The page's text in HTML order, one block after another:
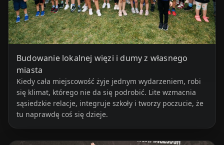
Budowanie lokalnej więzi i dumy z własnego
miasta
Kiedy cała miejscowość żyje jednym wydarzeniem, robi
się klimat, którego nie da się podrobić. Lite wzmacnia
sąsiedzkie relacje, integruje szkoły i tworzy poczucie, że
tu naprawdę coś się dzieje.